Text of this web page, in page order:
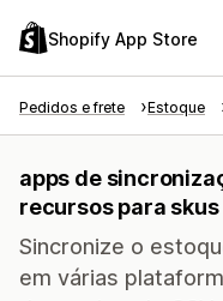
Shopify App Store
Pedidos e frete Estoque
apps de
recursos para skus
Sincronize o
em várias